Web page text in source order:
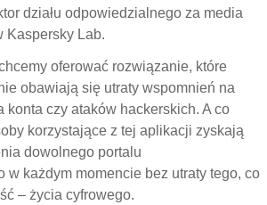
działu odpowiedzialnego za media
Kaspersky Lab.
oferować rozwiązanie, które
obawiają się utraty wspomnień na
konta czy ataków hackerskich. A co
korzystające z tej aplikacji zyskają
dowolnego portalu
w każdym momencie bez utraty tego, co
– życia cyfrowego.